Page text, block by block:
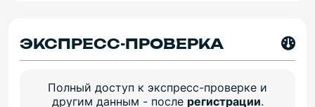
ЭКСПРЕСС-ПРОВЕРКА
Полный доступ к экспресс-проверке и
другим данным - после регистрации.